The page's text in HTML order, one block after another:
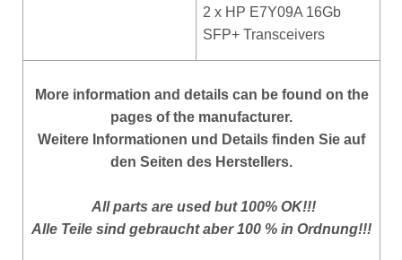
2 x HP E7Y09A 16Gb
SFP+ Transceivers
Moreinformation and details can be found on the
pages of the manufacturer.
Weitere Informationen und Details finden Sie auf
den Seiten des Herstellers.
All parts are used but 100% OK!!!
Alle Teile sind gebraucht aber 100 % in Ordnung!!!